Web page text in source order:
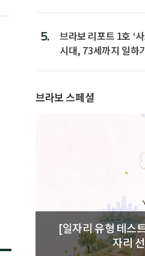
5.
브라보 리포트 1호 ‘
시대, 73세까지 일하
브라보 스페셜
[일자리 유형 테스
자리